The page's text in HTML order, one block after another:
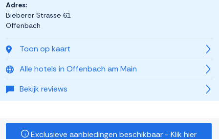
Toon op kaart
Alle hotels in Offenbach am Main
Bekijk reviews
Adres:
Bieberer Strasse 61
Offenbach
Exclusieve aanbiedingen beschikbaar - Klik hier